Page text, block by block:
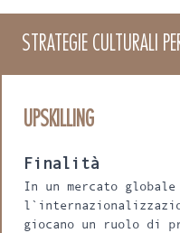
STRATEGIE CULTURALI
UPSKILLING
Finalità
In un mercato
giocano un ruolo di